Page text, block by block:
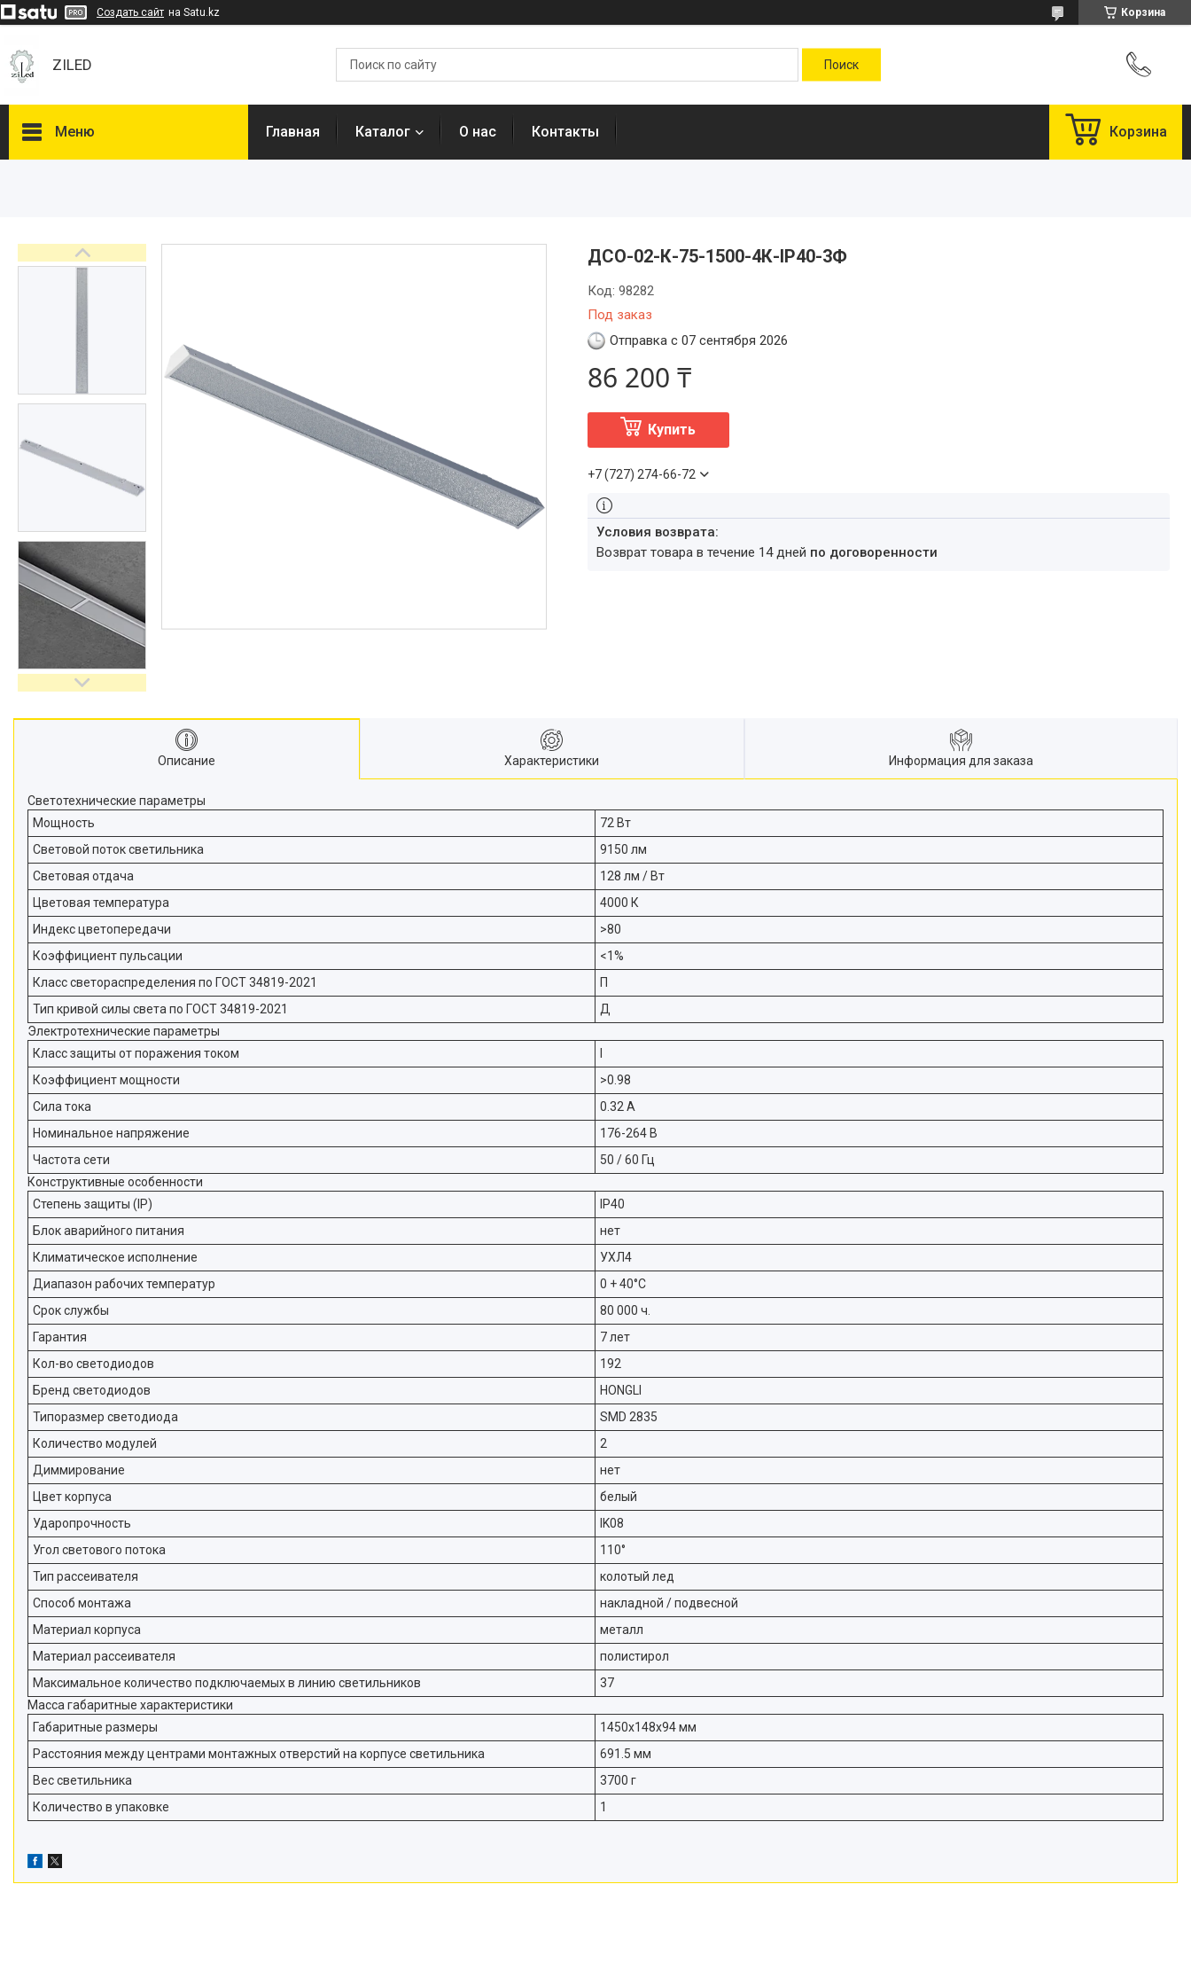
Создать сайт на Satu.kz Корзина
ZILED
Меню
ФАРЛАЙТ
Отзывы
Главная Каталог О нас Контакты Корзина
ДСО-02-К-75-1500-4К-IP40-3Ф
Под заказ
Код: 98282
Отправка с 07 сентября 2026
86 200 ₸
Купить
+7 (727) 274-66-72
возврат товара в течение 14 дней по договоренности
Описание Характеристики Информация для заказа
Светотехнические параметры
Мощность
72 Вт
Световой поток светильника
9150 лм
Световая отдача
128 лм / Вт
Цветовая температура
4000 К
Индекс цветопередачи
>80
Коэффициент пульсации
<1%
Класс светораспределения по ГОСТ 34819-2021
П
Тип кривой силы света по ГОСТ 34819-2021
Д
Электротехнические параметры
Класс защиты от поражения током
Коэффициент мощности
>0.98
Сила тока
0.32 А
Номинальное напряжение
176-264 В
Частота сети
50 / 60 Гц
Конструктивные особенности
Степень защиты (IP)
IP40
Блок аварийного питания
нет
Климатическое исполнение
УХЛ4
Диапазон рабочих температур
0 + 40°C
Срок службы
80 000 ч.
Гарантия
7 лет
Кол-во светодиодов
192
Бренд светодиодов
HONGLI
Типоразмер светодиода
SMD 2835
Количество модулей
2
Диммирование
нет
Цвет корпуса
белый
Ударопрочность
IK08
Угол светового потока
110°
Тип рассеивателя
колотый лед
Способ монтажа
накладной / подвесной
Материал корпуса
металл
Материал рассеивателя
полистирол
Максимальное количество подключаемых в линию светильников
37
Масса габаритные характеристики
Габаритные размеры
1450х148х94 мм
Расстояния между центрами монтажных отверстий на корпусе светильника
691.5 мм
Вес светильника
3700 г
Количество в упаковке
1